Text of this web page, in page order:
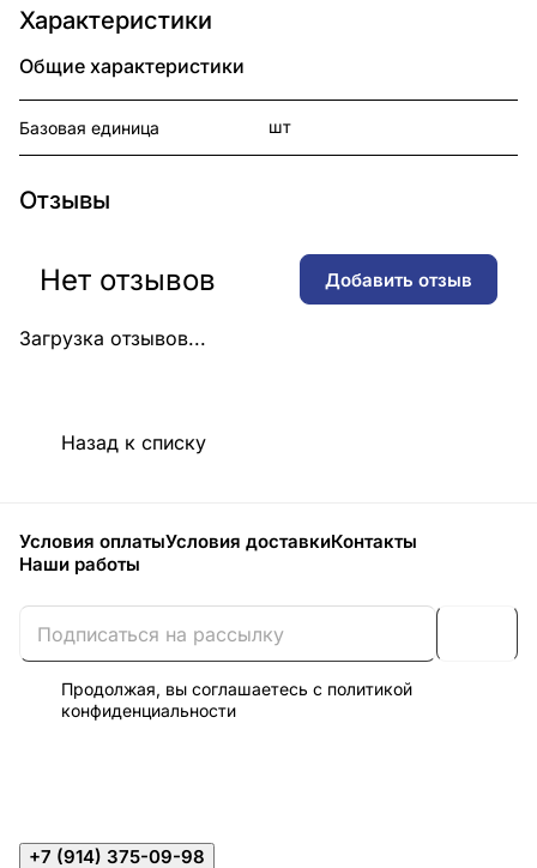
Характеристики
Общие характеристики
Базовая единица шт
Отзывы
Загрузка отзывов...
Нет отзывов Добавить отзыв
Назад к списку
Условия оплатыУсловия доставкиКонтакты
Наши работы
Продолжая, вы соглашаетесь с политикой
конфиденциальности
+7 (914) 375-09-98